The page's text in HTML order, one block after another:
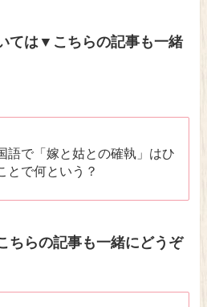
ては▼こちらの記事も一緒
語で「嫁と姑との確執」はひ
とで何という？
ちらの記事も一緒にどうぞ